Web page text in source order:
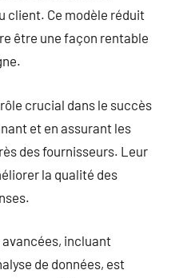
client. Ce modèle réduit
être une façon rentable
crucial dans le succès
et en assurant les
des fournisseurs. Leur
la qualité des
incluant
de données, est